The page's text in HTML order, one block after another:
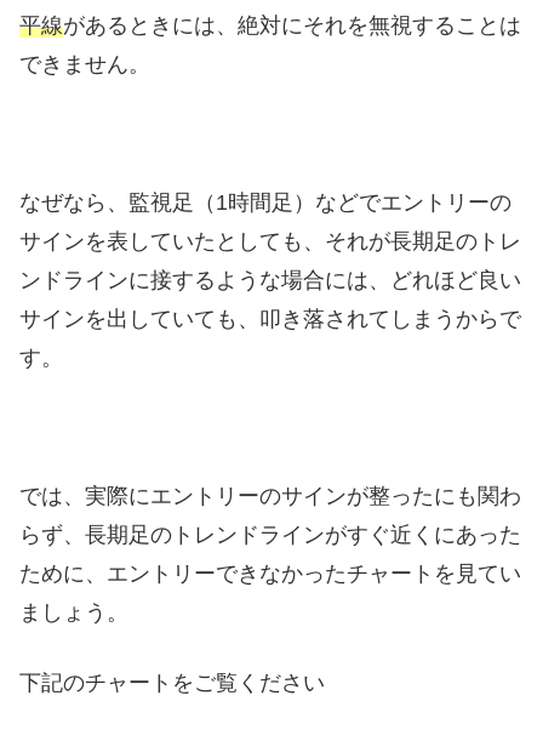
平線があるときには、絶対にそれを無視することは
できません。
なぜなら、監視足（1時間足）などでエントリーの
サインを表していたとしても、それが長期足のトレ
ンドラインに接するような場合には、どれほど良い
サインを出していても、叩き落されてしまうからで
す。
では、実際にエントリーのサインが整ったにも関わ
らず、長期足のトレンドラインがすぐ近くにあった
ために、エントリーできなかったチャートを見てい
ましょう。
下記のチャートをご覧ください